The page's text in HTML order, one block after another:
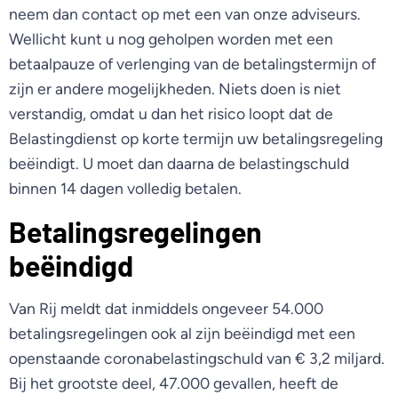
neem dan contact op met een van onze adviseurs.
Wellicht kunt u nog geholpen worden met een
betaalpauze of verlenging van de betalingstermijn of
zijn er andere mogelijkheden. Niets doen is niet
verstandig, omdat u dan het risico loopt dat de
Belastingdienst op korte termijn uw betalingsregeling
beëindigt. U moet dan daarna de belastingschuld
binnen 14 dagen volledig betalen.
Betalingsregelingen
beëindigd
Van Rij meldt dat inmiddels ongeveer 54.000
betalingsregelingen ook al zijn beëindigd met een
openstaande coronabelastingschuld van € 3,2 miljard.
Bij het grootste deel, 47.000 gevallen, heeft de